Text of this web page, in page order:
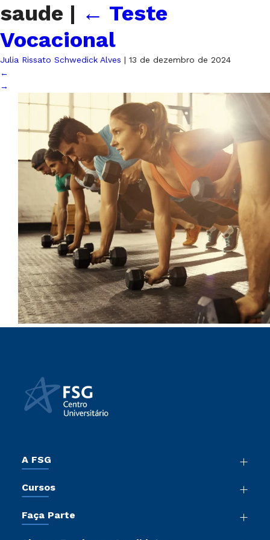
saude | ← Teste
Vocacional
Julia Rissato Schwedick Alves | 13 de dezembro de 2024
←
→
A FSG
Sala de Imprensa
Sou Colaborador
Cursos
Pós-Graduação
Faça Parte